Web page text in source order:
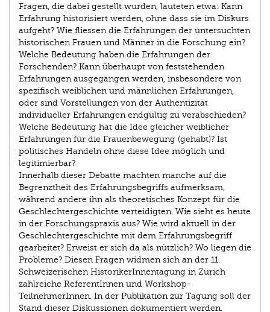
Fragen, die dabei gestellt wurden, lauteten etwa: Kann
Erfahrung historisiert werden, ohne dass sie im Diskurs
aufgeht? Wie fliessen die Erfahrungen der untersuchten
historischen Frauen und Männer in die Forschung ein?
Welche Bedeutung haben die Erfahrungen der
Forschenden? Kann überhaupt von feststehenden
Erfahrungen ausgegangen werden, insbesondere von
spezifisch weiblichen und männlichen Erfahrungen,
oder sind Vorstellungen von der Authentizität
individueller Erfahrungen endgültig zu verabschieden?
Welche Bedeutung hat die Idee gleicher weiblicher
Erfahrungen für die Frauenbewegung (gehabt)? Ist
politisches Handeln ohne diese Idee möglich und
legitimierbar?
Innerhalb dieser Debatte machten manche auf die
Begrenztheit des Erfahrungsbegriffs aufmerksam,
während andere ihn als theoretisches Konzept für die
Geschlechtergeschichte verteidigten. Wie sieht es heute
in der Forschungspraxis aus? Wie wird aktuell in der
Geschlechtergeschichte mit dem Erfahrungsbegriff
gearbeitet? Erweist er sich da als nützlich? Wo liegen die
Probleme? Diesen Fragen widmen sich an der 11.
Schweizerischen HistorikerInnentagung in Zürich
zahlreiche ReferentInnen und Workshop-
TeilnehmerInnen. In der Publikation zur Tagung soll der
Stand dieser Diskussionen dokumentiert werden.